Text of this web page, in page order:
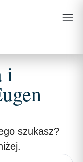
i
szukasz?